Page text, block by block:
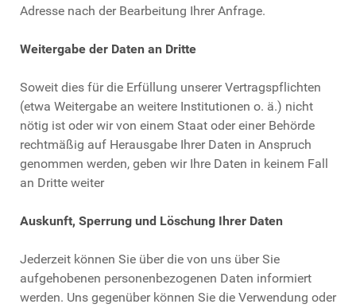
Adresse nach der Bearbeitung Ihrer Anfrage.
Weitergabe der Daten an Dritte
Soweit dies für die Erfüllung unserer Vertragspflichten
(etwa Weitergabe an weitere Institutionen o. ä.) nicht
nötig ist oder wir von einem Staat oder einer Behörde
rechtmäßig auf Herausgabe Ihrer Daten in Anspruch
genommen werden, geben wir Ihre Daten in keinem Fall
an Dritte weiter
Auskunft, Sperrung und Löschung Ihrer Daten
Jederzeit können Sie über die von uns über Sie
aufgehobenen personenbezogenen Daten informiert
werden. Uns gegenüber können Sie die Verwendung oder